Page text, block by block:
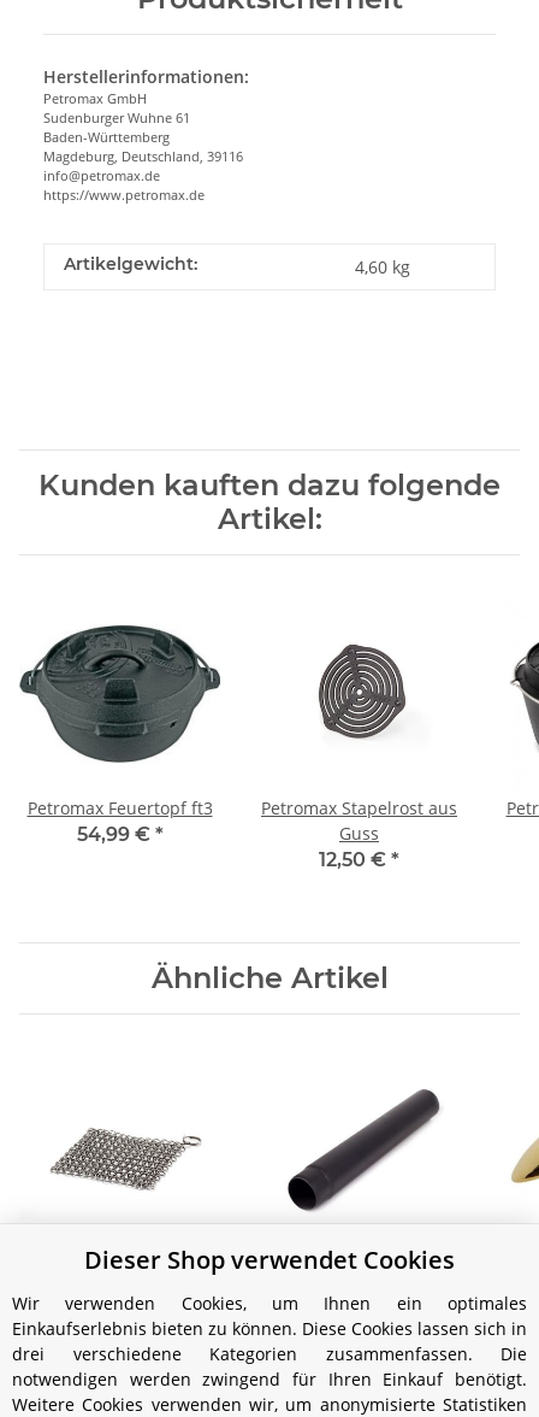
Herstellerinformationen:
Petromax GmbH
Sudenburger Wuhne 61
Baden-Württemberg
Magdeburg, Deutschland, 39116
info@petromax.de
https://www.petromax.de
Artikelgewicht: 4,60 kg
Kunden kauften dazu folgende
Artikel:
Petromax Feuertopf ft3
54,99 € *
Petromax Stapelrost aus
Guss
12,50 € *
Ähnliche Artikel
Petromax Ringreiniger
für Guss- und
Schmiedeeisen
15,99 € *
Petromax Ofenrohr für
Loki (Ersatzteil)
19,99 €*
Dieser Shop verwendet Cookies
Wir verwenden Cookies, um Ihnen ein optimales
Einkaufserlebnis bieten zu können. Diese Cookies lassen sich in
drei verschiedene Kategorien zusammenfassen. Die
notwendigen werden zwingend für Ihren Einkauf benötigt.
Weitere Cookies verwenden wir, um anonymisierte Statistiken